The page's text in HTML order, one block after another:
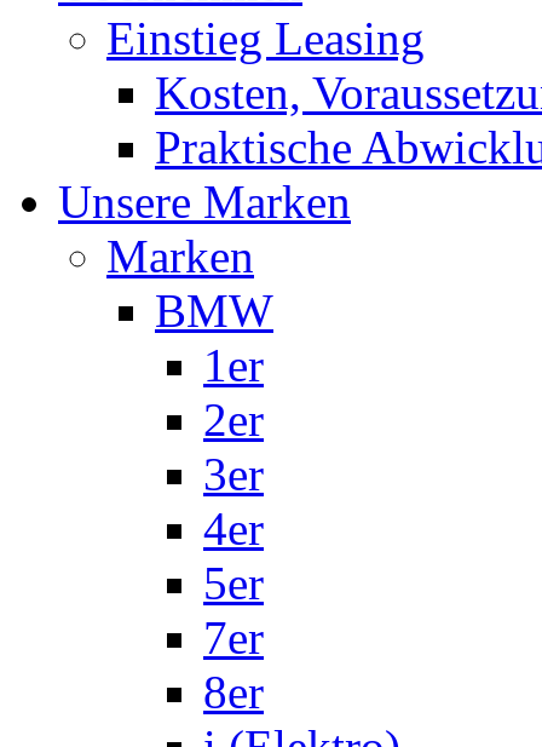
Einstieg Leasing
Kosten,
Praktische
Unsere Marken
Marken
BMW
1er
2er
3er
4er
5er
7er
8er